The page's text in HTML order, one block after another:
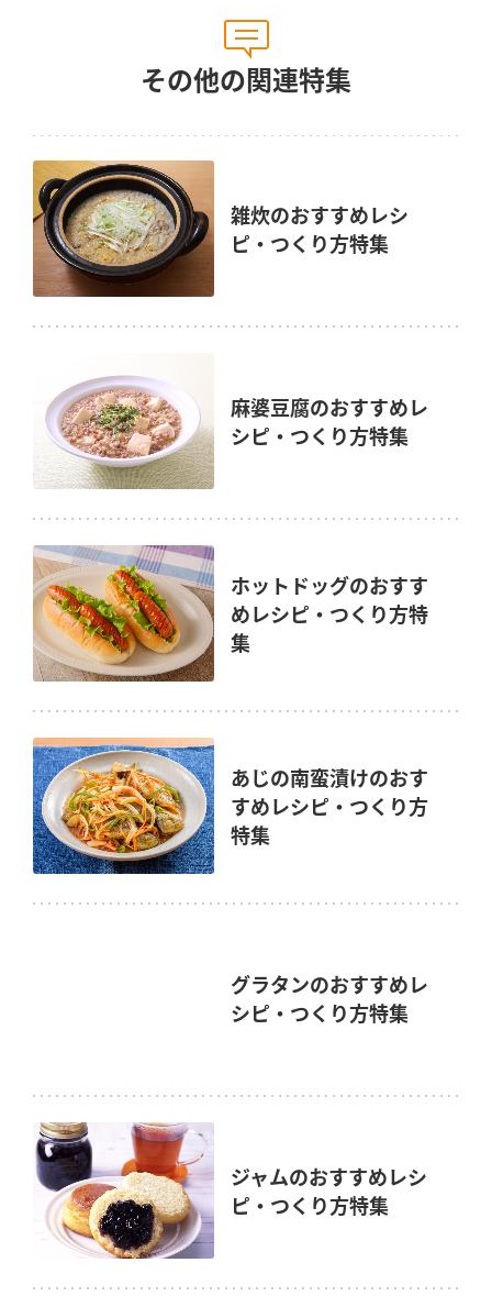
その他の関連特集
雑炊のおすすめレシ
ピ・つくり方特集
麻婆豆腐のおすすめレ
シピ・つくり方特集
ホットドッグのおすす
めレシピ・つくり方特
集
あじの南蛮漬けのおす
すめレシピ・つくり方
特集
グラタンのおすすめレ
シピ・つくり方特集
ジャムのおすすめレシ
ピ・つくり方特集